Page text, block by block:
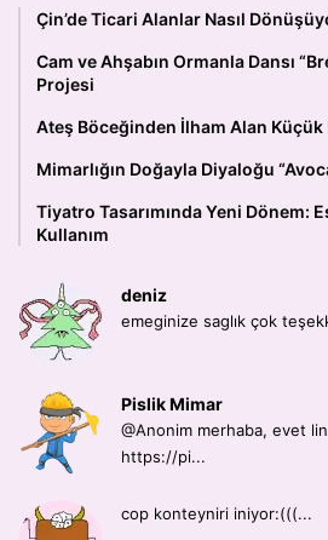
Çin’de Ticari Alanlar Nasıl
Cam ve Ahşabın Ormanla Dansı
Projesi
Ateş Böceğinden İlham Alan Küçük
Mimarlığın Doğayla Diyaloğu
Tiyatro Tasarımında Yeni Dönem:
Kullanım
deniz
emeginize saglık çok
Pislik Mimar
@Anonim merhaba, evet
https://pi...
cop konteyniri iniyor:(((...